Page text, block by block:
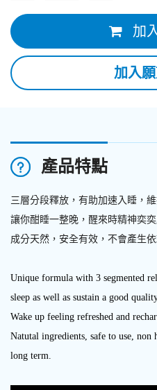
加
加入
產品特點
三層分段釋放，有助加速入睡，
讓你酣睡一整晚，醒來時精神奕
成分天然，安全有效，不會產生
Unique formula with 3 segmented
sleep as well as sustain a good
Wake up feeling refreshed and
Natutal ingredients, safe to use,
long term.